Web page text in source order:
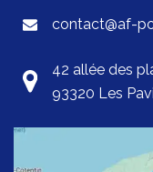
contact@af-
42 allée des
93320 Les